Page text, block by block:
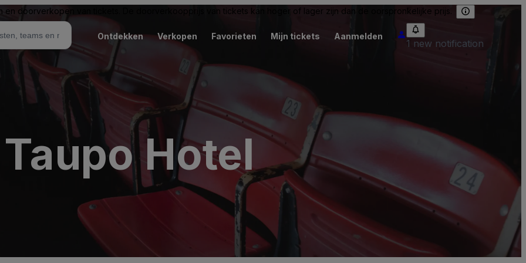
en doorverkopen van tickets. De doorverkoopprijs van tickets kan hoger of lager zijn dan de oorspronkelijke prijs.
Ontdekken Verkopen Favorieten Mijn tickets Aanmelden
1 new notification
Hotel